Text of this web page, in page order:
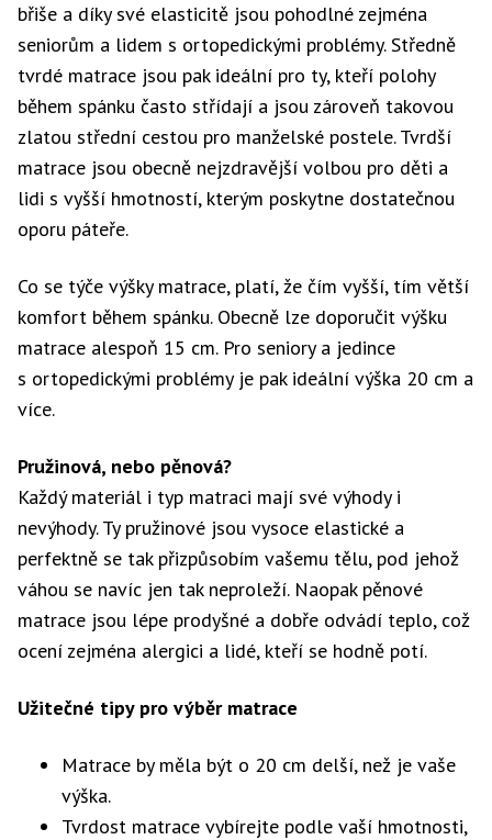
břiše a díky své elasticitě jsou pohodlné zejména
seniorům a lidem s ortopedickými problémy. Středně
tvrdé matrace jsou pak ideální pro ty, kteří polohy
během spánku často střídají a jsou zároveň takovou
zlatou střední cestou pro manželské postele. Tvrdší
matrace jsou obecně nejzdravější volbou pro děti a
lidi s vyšší hmotností, kterým poskytne dostatečnou
oporu páteře.
Co se týče výšky matrace, platí, že čím vyšší, tím větší
komfort během spánku. Obecně lze doporučit výšku
matrace alespoň 15 cm. Pro seniory a jedince
s ortopedickými problémy je pak ideální výška 20 cm a
více.
Pružinová, nebo pěnová?
Každý materiál i typ matraci mají své výhody i
nevýhody. Ty pružinové jsou vysoce elastické a
perfektně se tak přizpůsobím vašemu tělu, pod jehož
váhou se navíc jen tak neproleží. Naopak pěnové
matrace jsou lépe prodyšné a dobře odvádí teplo, což
ocení zejména alergici a lidé, kteří se hodně potí.
Užitečné tipy pro výběr matrace
Matrace by měla být o 20 cm delší, než je vaše
výška.
Tvrdost matrace vybírejte podle vaší hmotnosti,